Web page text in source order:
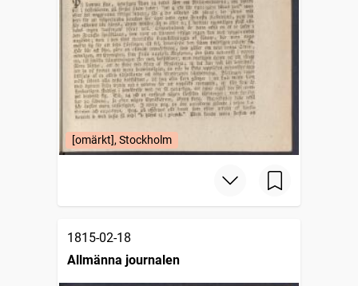
[omärkt], Stockholm
1815-02-18
Allmänna journalen